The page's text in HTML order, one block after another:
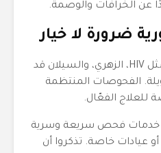
عن الخرافات والوصمة.
الأمراض المنقولة جنسيًا مثل HIV، الزهري، والسيلان قد
الفحوصات المنتظمة
للعلاج الفعّال.
خدمات فحص سريعة وسرية
عيادات خاصة. تذكروا أن